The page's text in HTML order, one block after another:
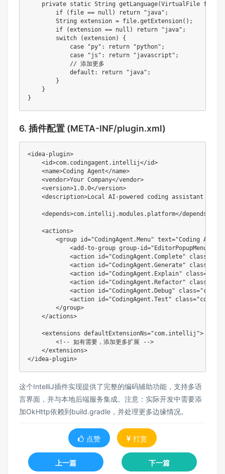
private static String getLanguage(VirtualFile file
if
( file == null ) return "java" ;
String extension = file.getExtension( ) ;
if
(extension == null ) return "java" ;
switch
(extension)
{
case
"py" : return "python" ;
case
"js" : return "javascript" ;
// 添加更多
default : return "java" ;
}
}
}
6. 插件配置 (META-INF/plugin.xml)
<idea-plugin>
<id>com.codingagent.intellij</id>
<name>Coding Agent</name>
<vendor>Your Company</vendor>
<version>1.0.0</version>
<description>Local AI-powered coding assistant
<depends>com.intellij.modules.platform</depends
<actions>
<group id="CodingAgent.Menu" text="Coding Agent
<add-to-group group-id=" EditorPopupMenu
<action id="CodingAgent.Complete" class
<action id="CodingAgent.Generate" class
<action id="CodingAgent.Explain" class=
<action id="CodingAgent.Refactor" class
<action id="CodingAgent.Debug " class="
<action id="CodingAgent.Test " class="
</group>
</actions>
<extensions defaultExtensionNs="com.intellij ">
<!-- 如有需要，添加更多扩展 -->
</extensions>
</idea-plugin>
这个IntelliJ插件实现提供了完整的编码辅助功能，支持多语
言界面，并与本地后端服务集成。注意：实际开发中需要添
加OkHttp依赖到build.gradle，并处理更多边缘情况。
点赞 打赏
上一篇 下一篇